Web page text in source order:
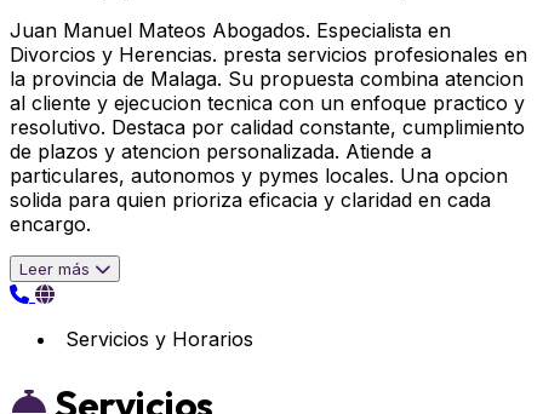
Juan Manuel Mateos Abogados. Especialista en
Divorcios y Herencias. presta servicios profesionales en
la provincia de Malaga. Su propuesta combina atencion
al cliente y ejecucion tecnica con un enfoque practico y
resolutivo. Destaca por calidad constante, cumplimiento
de plazos y atencion personalizada. Atiende a
particulares, autonomos y pymes locales. Una opcion
solida para quien prioriza eficacia y claridad en cada
encargo.
Leer más
Servicios y Horarios
Servicios